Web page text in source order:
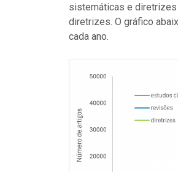
sistemáticas e diretrizes
diretrizes. O gráfico
cada ano.